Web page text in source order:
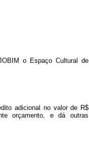
o Espaço Cultural de
adicional no valor de R$
orçamento, e dá outras